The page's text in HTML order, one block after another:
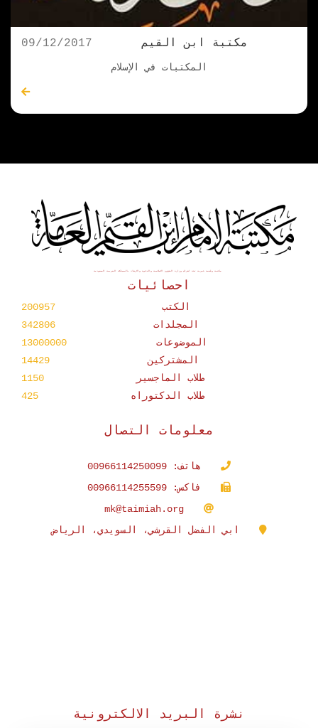
مكتبة ابن القيم 09/12/2017
المكتبات في الإسلام
مكتبة وقفية خيرية تحت اشراف وزارة الشؤون الاسلامية والدعوة والارشاد بالمملكة العربية السعودية
احصائيات
الكتب
200957
المجلدات
342806
الموضوعات
13000000
المشتركين
14429
طلاب الماجسير
1150
طلاب الدكتوراه
425
معلومات التصال
هاتف: 00966114250099
فاكس: 00966114255599
mk@taimiah.org
ابي الفضل القرشي، السويدي، الرياض
نشرة البريد الالكترونية